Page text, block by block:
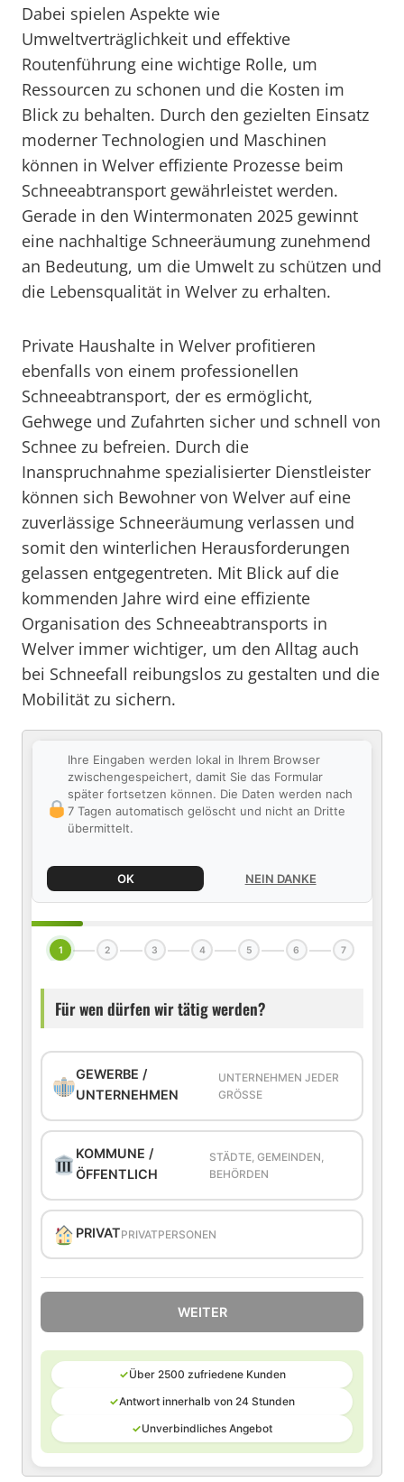
Dabei spielen Aspekte wie
Umweltverträglichkeit und effektive
Routenführung eine wichtige Rolle, um
Ressourcen zu schonen und die Kosten im
Blick zu behalten. Durch den gezielten Einsatz
moderner Technologien und Maschinen
können in Welver effiziente Prozesse beim
Schneeabtransport gewährleistet werden.
Gerade in den Wintermonaten 2025 gewinnt
eine nachhaltige Schneeräumung zunehmend
an Bedeutung, um die Umwelt zu schützen und
die Lebensqualität in Welver zu erhalten.
Private Haushalte in Welver profitieren
ebenfalls von einem professionellen
Schneeabtransport, der es ermöglicht,
Gehwege und Zufahrten sicher und schnell von
Schnee zu befreien. Durch die
Inanspruchnahme spezialisierter Dienstleister
können sich Bewohner von Welver auf eine
zuverlässige Schneeräumung verlassen und
somit den winterlichen Herausforderungen
gelassen entgegentreten. Mit Blick auf die
kommenden Jahre wird eine effiziente
Organisation des Schneeabtransports in
Welver immer wichtiger, um den Alltag auch
bei Schneefall reibungslos zu gestalten und die
Mobilität zu sichern.
Ihre Eingaben werden lokal in Ihrem Browser
zwischengespeichert, damit Sie das Formular
später fortsetzen können. Die Daten werden nach
7 Tagen automatisch gelöscht und nicht an Dritte
übermittelt.
OK NEIN DANKE
1 2 3 4 5 6 7
Für wen dürfen wir tätig werden?
GEWERBE /
UNTERNEHMEN
UNTERNEHMEN JEDER
GRÖSSE
KOMMUNE /
ÖFFENTLICH
STÄDTE, GEMEINDEN,
BEHÖRDEN
PRIVATPRIVATPERSONEN
WEITER
✓Über 2500 zufriedene Kunden
✓Antwort innerhalb von 24 Stunden
✓Unverbindliches Angebot